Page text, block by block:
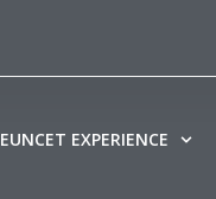
EUNCET EXPERIENCE